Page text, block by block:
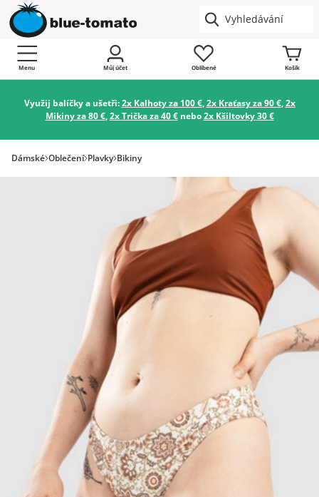
Menu Můj účet Oblíbené Košík
Využij balíčky a ušetři:2x Kalhoty za 100 €,2x Kraťasy za 90 €,2x
Mikiny za 80 €,2x Trička za 40 €nebo2x Kšiltovky 30 €
Dámské Oblečení Plavky Bikiny